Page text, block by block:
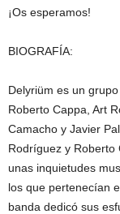
¡Os esperamos!
BIOGRAFÍA:
Delyriüm es un
Roberto Cappa, Art
Camacho y Javier
Rodríguez y Roberto
unas inquietudes
los que pertenecían
banda dedicó sus